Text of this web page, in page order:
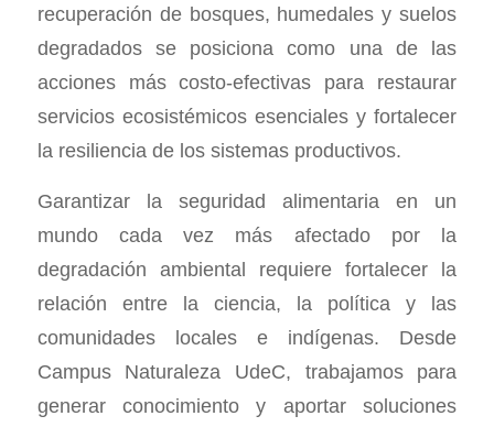
recuperación de bosques, humedales y suelos
degradados se posiciona como una de las
acciones más costo-efectivas para restaurar
servicios ecosistémicos esenciales y fortalecer
la resiliencia de los sistemas productivos.
Garantizar la seguridad alimentaria en un
mundo cada vez más afectado por la
degradación ambiental requiere fortalecer la
relación entre la ciencia, la política y las
comunidades locales e indígenas. Desde
Campus Naturaleza UdeC, trabajamos para
generar conocimiento y aportar soluciones